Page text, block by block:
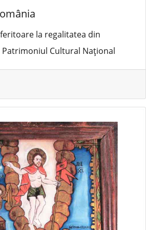
la regalitatea din
Patrimoniul Cultural Național